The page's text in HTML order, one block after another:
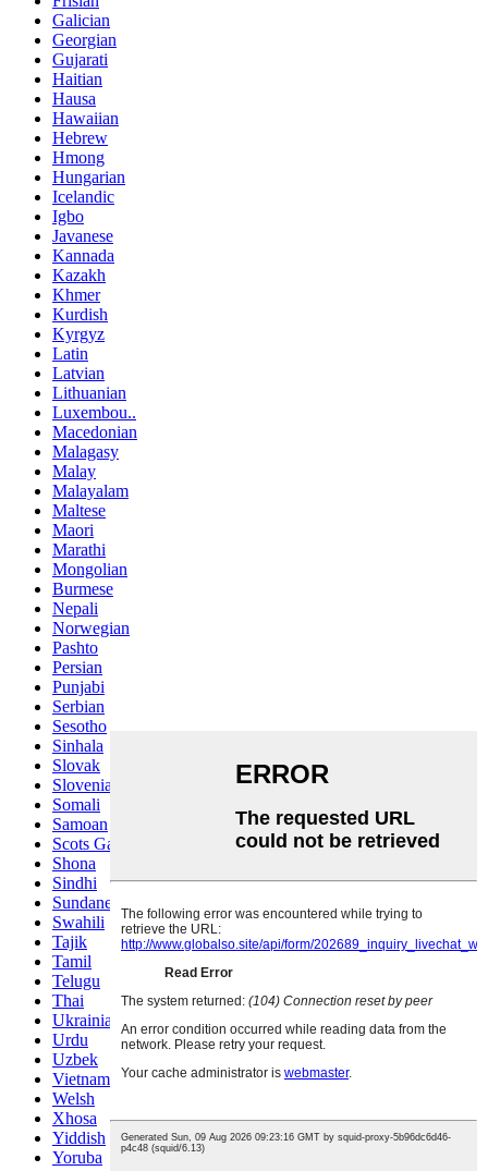
Galician
Georgian
Gujarati
Haitian
Hausa
Hawaiian
Hebrew
Hmong
Hungarian
Icelandic
Igbo
Javanese
Kannada
Kazakh
Khmer
Kurdish
Kyrgyz
Latin
Latvian
Lithuanian
Luxembou..
Macedonian
Malagasy
Malay
Malayalam
Maltese
Maori
Marathi
Mongolian
Burmese
Nepali
Norwegian
Pashto
Persian
Punjabi
Serbian
Sesotho
Sinhala
Slovak
Slovenian
Somali
Samoan
Scots Gaelic
Shona
Sindhi
Sundanese
Swahili
Tajik
Tamil
Telugu
Thai
Ukrainian
Urdu
Uzbek
Vietnamese
Welsh
Xhosa
Yiddish
Yoruba